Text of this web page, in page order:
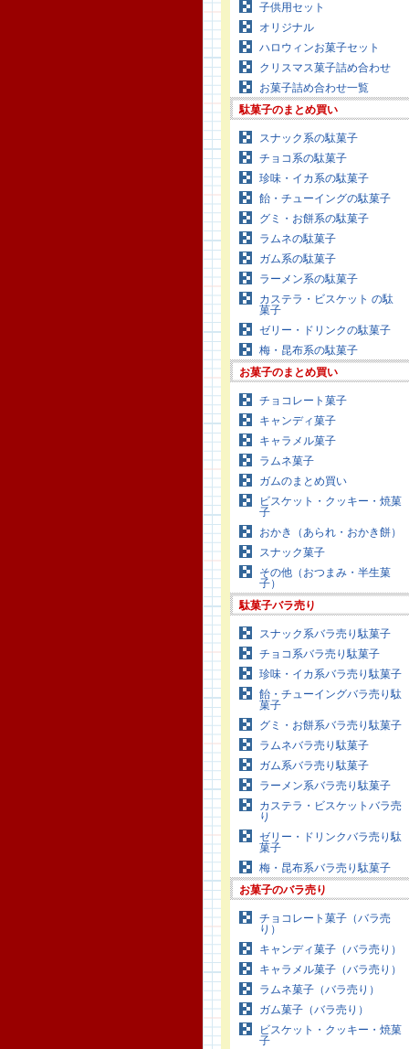
子供用セット
オリジナル
ハロウィンお菓子セット
クリスマス菓子詰め合わせ
お菓子詰め合わせ一覧
駄菓子のまとめ買い
スナック系の駄菓子
チョコ系の駄菓子
珍味・イカ系の駄菓子
飴・チューイングの駄菓子
グミ・お餅系の駄菓子
ラムネの駄菓子
ガム系の駄菓子
ラーメン系の駄菓子
カステラ・ビスケット の駄
菓子
ゼリー・ドリンクの駄菓子
梅・昆布系の駄菓子
お菓子のまとめ買い
チョコレート菓子
キャンディ菓子
キャラメル菓子
ラムネ菓子
ガムのまとめ買い
ビスケット・クッキー・焼菓
子
おかき（あられ・おかき餅）
スナック菓子
その他（おつまみ・半生菓
子）
駄菓子バラ売り
スナック系バラ売り駄菓子
チョコ系バラ売り駄菓子
珍味・イカ系バラ売り駄菓子
飴・チューイングバラ売り駄
菓子
グミ・お餅系バラ売り駄菓子
ラムネバラ売り駄菓子
ガム系バラ売り駄菓子
ラーメン系バラ売り駄菓子
カステラ・ビスケットバラ売
り
ゼリー・ドリンクバラ売り駄
菓子
梅・昆布系バラ売り駄菓子
お菓子のバラ売り
チョコレート菓子（バラ売
り）
キャンディ菓子（バラ売り）
キャラメル菓子（バラ売り）
ラムネ菓子（バラ売り）
ガム菓子（バラ売り）
ビスケット・クッキー・焼菓
子